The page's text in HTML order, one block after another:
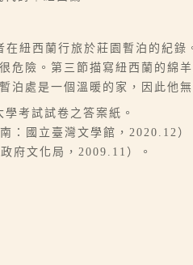
紐西蘭行旅於莊園暫泊的紀
危險。第三節描寫紐西蘭的綿
泊處是一個溫暖的家，因此他
考試試卷之答案紙。
：國立臺灣文學館，2020.12
府文化局，2009.11）。